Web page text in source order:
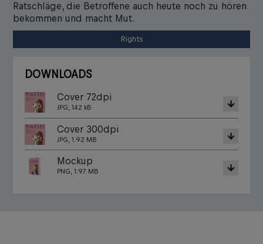
Ratschläge, die Betroffene auch heute noch zu hören
bekommen und macht Mut.
Rights
DOWNLOADS
Cover 72dpi
JPG, 142 kB
Cover 300dpi
JPG, 1.92 MB
Mockup
PNG, 1.97 MB